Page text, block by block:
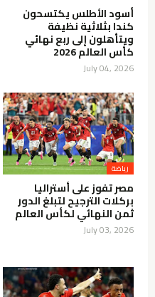
أسود الأطلس يكتسحون
كندا بثلاثية نظيفة
ويتأهلون إلى ربع نهائي
كأس العالم 2026
July 04, 2026
رياضة
مصر تفوز على أستراليا
بركلات الترجيح لتبلغ الدور
ثمن النهائي لكأس العالم
July 03, 2026